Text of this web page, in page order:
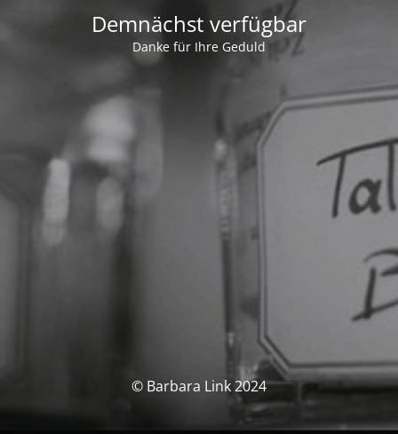
Demnächst verfügbar
Danke für Ihre Geduld
© Barbara Link 2024